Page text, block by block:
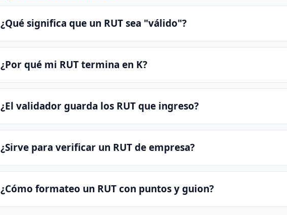
¿Qué significa que un RUT sea "válido"?
¿Por qué mi RUT termina en K?
¿El validador guarda los RUT que ingreso?
¿Sirve para verificar un RUT de empresa?
¿Cómo formateo un RUT con puntos y guion?